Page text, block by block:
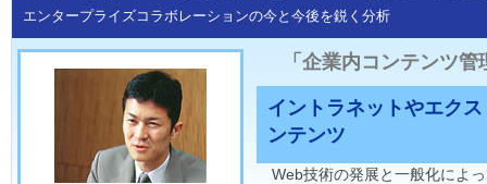
エンタープライズコラボレーションの今と今後を鋭く分析
「企業内コンテンツ
イントラネットやエク
ンテンツ
Web技術の発展と一般化によ